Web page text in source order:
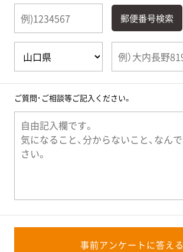
郵便番号検索
ご質問･ご相談等ご記入ください。
事前アンケートに答える